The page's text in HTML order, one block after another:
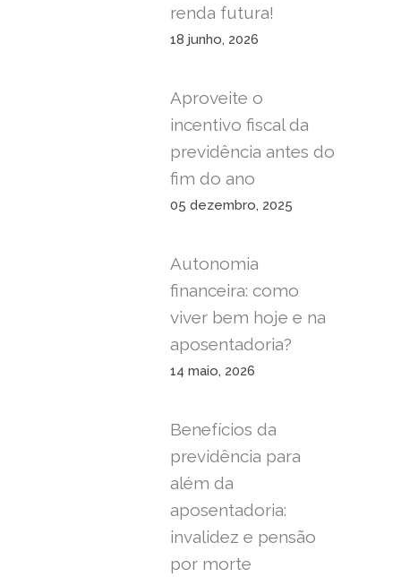
renda futura!
18 junho, 2026
Aproveite o
incentivo fiscal da
previdência antes do
fim do ano
05 dezembro, 2025
Autonomia
financeira: como
viver bem hoje e na
aposentadoria?
14 maio, 2026
Benefícios da
previdência para
além da
aposentadoria:
invalidez e pensão
por morte